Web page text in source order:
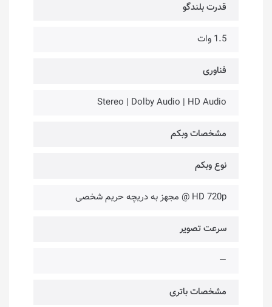
قدرت بلندگو
1.5 وات
فناوری‌
Stereo | Dolby Audio | HD Audio
مشخصات وبکم
نوع وبکم
HD 720p @ مجهز به دریچه حریم شخصی
سرعت تصویر
—
مشخصات باتری